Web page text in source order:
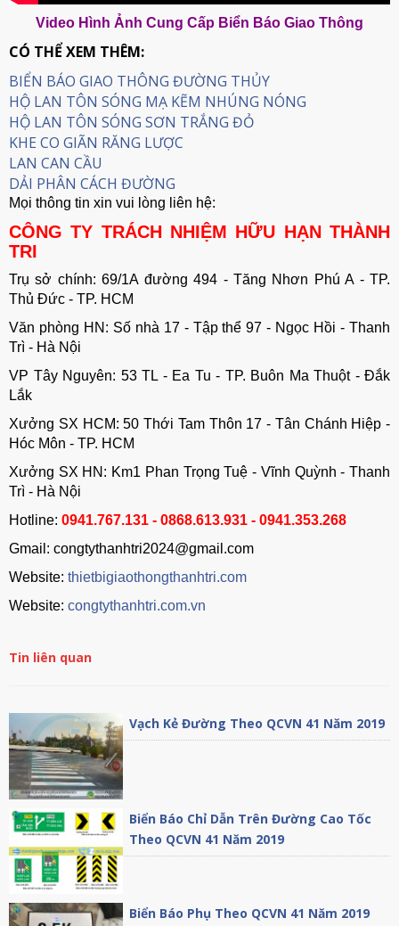
Video Hình Ảnh Cung Cấp Biển Báo Giao Thông
CÓ THỂ XEM THÊM:
BIỂN BÁO GIAO THÔNG ĐƯỜNG THỦY
HỘ LAN TÔN SÓNG MẠ KẼM NHÚNG NÓNG
HỘ LAN TÔN SÓNG SƠN TRẮNG ĐỎ
KHE CO GIÃN RĂNG LƯỢC
LAN CAN CẦU
DẢI PHÂN CÁCH ĐƯỜNG
Mọi thông tin xin vui lòng liên hệ:
CÔNG TY TRÁCH NHIỆM HỮU HẠN THÀNH
TRI
Trụ sở chính: 69/1A đường 494 - Tăng Nhơn Phú A - TP.
Thủ Đức - TP. HCM
Văn phòng HN: Số nhà 17 - Tập thể 97 - Ngọc Hồi - Thanh
Trì - Hà Nội
VP Tây Nguyên: 53 TL - Ea Tu - TP. Buôn Ma Thuột - Đắk
Lắk
Xưởng SX HCM: 50 Thới Tam Thôn 17 - Tân Chánh Hiệp -
Hóc Môn - TP. HCM
Xưởng SX HN: Km1 Phan Trọng Tuệ - Vĩnh Quỳnh - Thanh
Trì - Hà Nội
Hotline: 0941.767.131 - 0868.613.931 - 0941.353.268
Gmail: congtythanhtri2024@gmail.com
Website: thietbigiaothongthanhtri.com
Website: congtythanhtri.com.vn
Tin liên quan
Vạch Kẻ Đường Theo QCVN 41 Năm 2019
Biển Báo Chỉ Dẫn Trên Đường Cao Tốc
Theo QCVN 41 Năm 2019
Biển Báo Phụ Theo QCVN 41 Năm 2019